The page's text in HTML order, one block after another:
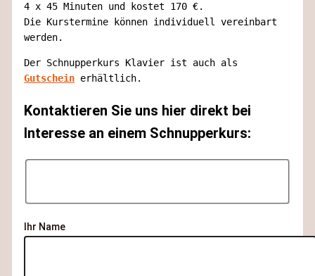
4 x 45 Minuten und kostet 170 €.
Die Kurstermine können individuell vereinbart
werden.
Gutschein erhältlich.
Kontaktieren Sie uns hier direkt bei
Interesse an einem Schnupperkurs:
Ihr Name